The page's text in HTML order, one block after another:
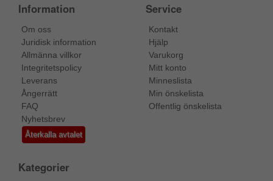
Information
Om oss
Juridisk information
Allmänna villkor
Integritetspolicy
Leverans
Ångerrätt
FAQ
Nyhetsbrev
Återkalla avtalet
Service
Kontakt
Hjälp
Varukorg
Mitt konto
Minneslista
Min önskelista
Offentlig önskelista
Kategorier